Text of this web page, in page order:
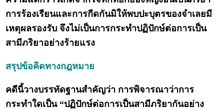
การร้องเรียนและการกีดกันมิให้พบปะบุตรของจำเลยมี
เหตุผลรองรับ จึงไม่เป็นการกระทำปฏิปักษ์ต่อการเป็น
สามีภริยาอย่างร้ายแรง
สรุปข้อคิดทางกฎหมาย
คดีนี้วางบรรทัดฐานสำคัญว่า การพิจารณาว่าการ
กระทำใดเป็น “ปฏิปักษ์ต่อการเป็นสามีภริยากันอย่าง